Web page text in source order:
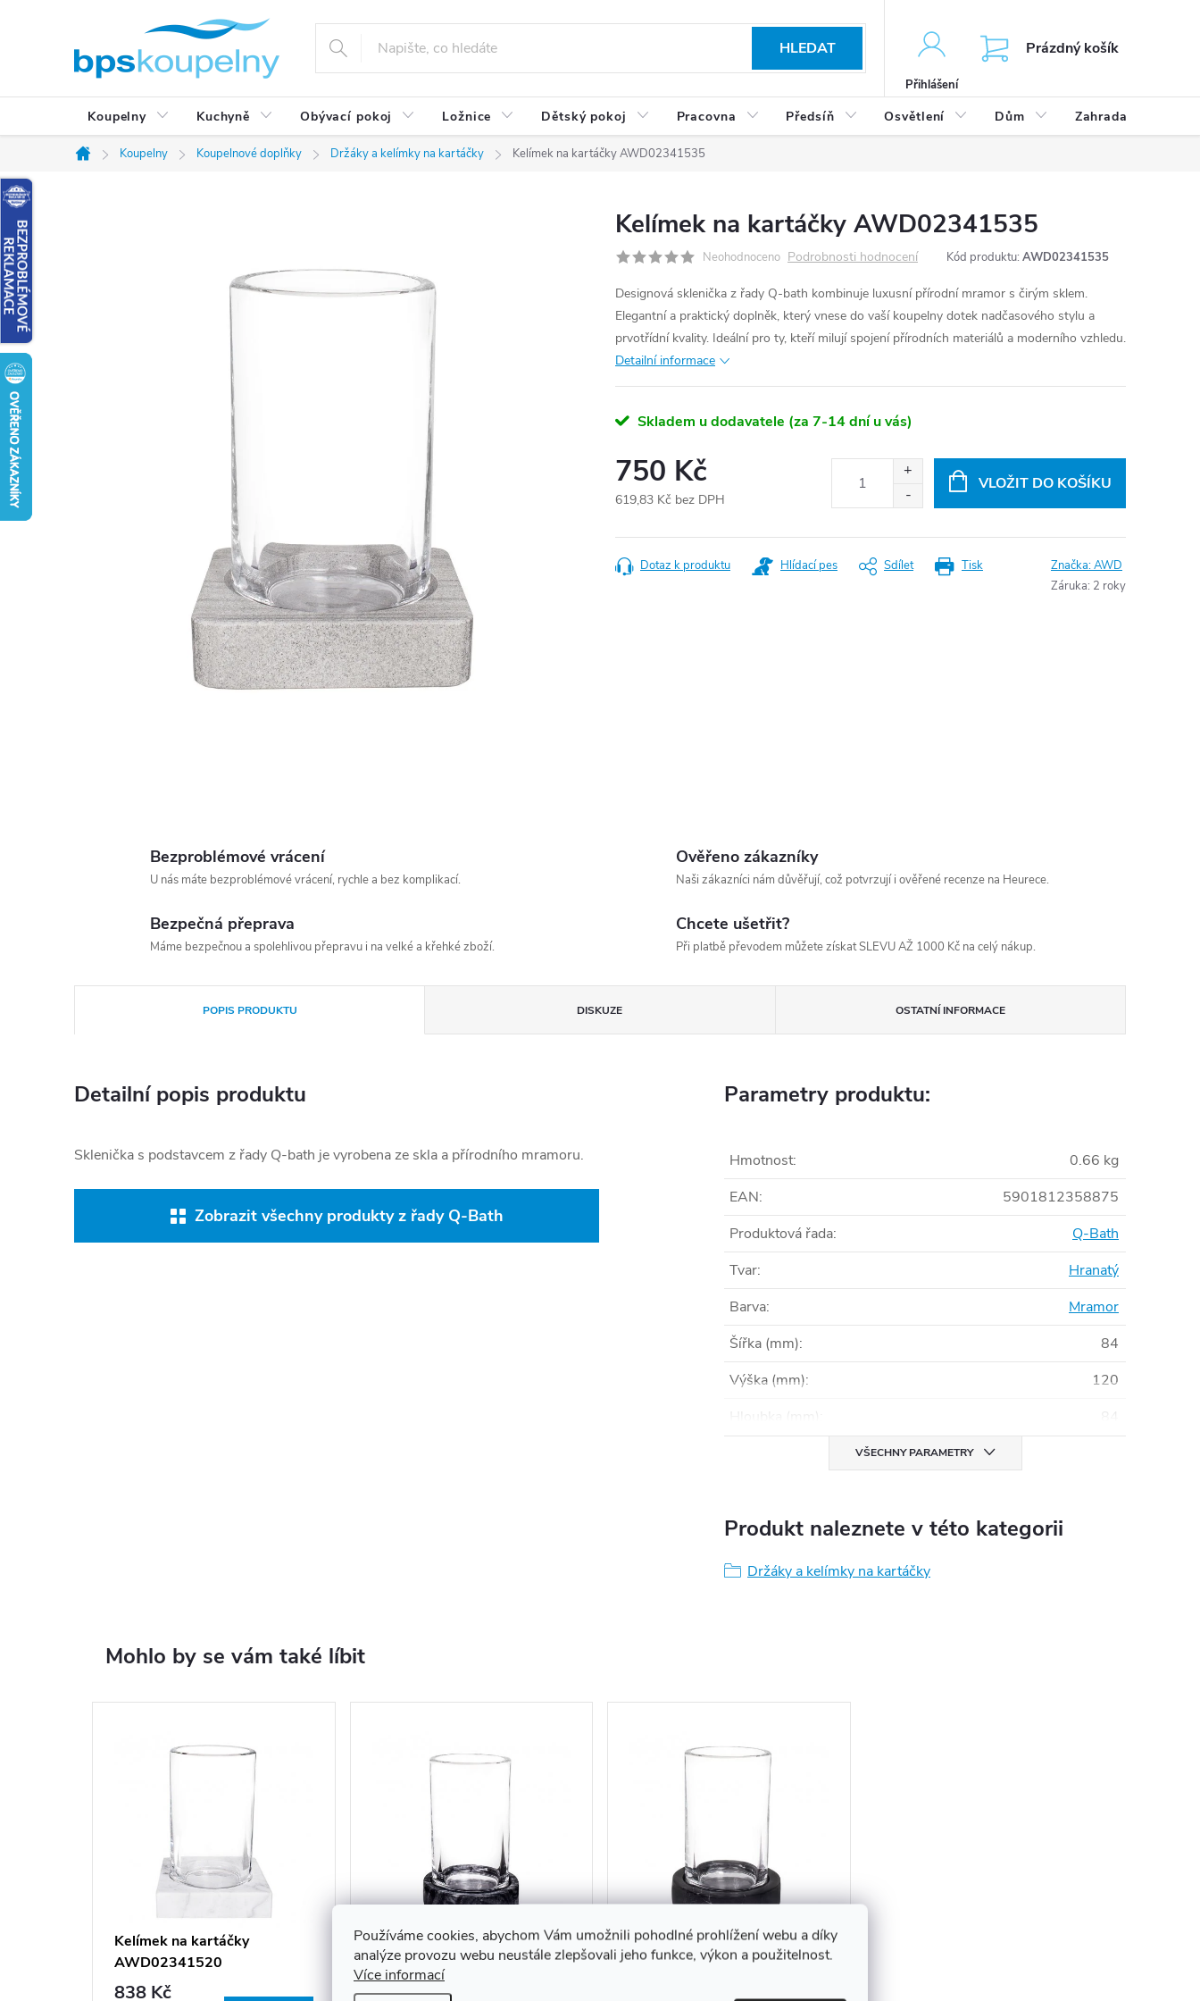
Používáme cookies, abychom Vám umožnili pohodlné prohlížení webu a díky
analýze provozu webu neustále zlepšovali jeho funkce, výkon a použitelnost.
Více informací
HLEDAT
Přihlášení
Prázdný košík
Koupelny Kuchyně Obývací pokoj Ložnice Dětský pokoj Pracovna Předsíň Osvětlení Dům Zahrada
Domů
Koupelny Koupelnové doplňky Držáky a kelímky na kartáčky Kelímek na kartáčky AWD02341535
Kelímek na kartáčky AWD02341535
Neohodnoceno Podrobnosti hodnocení Kód produktu: AWD02341535
Designová sklenička z řady Q-bath kombinuje luxusní přírodní mramor s čirým sklem.
Elegantní a praktický doplněk, který vnese do vaší koupelny dotek nadčasového stylu a
prvotřídní kvality. Ideální pro ty, kteří milují spojení přírodních materiálů a moderního vzhledu.
Detailní informace
Skladem u dodavatele (za 7-14 dní u vás)
750 Kč
619,83 Kč bez DPH
cena:
VLOŽIT DO KOŠÍKU
Tisk
Dotaz k produktu Hlídací pes Sdílet Značka:AWD
Záruka: 2 roky
Bezproblémové vrácení
U nás máte bezproblémové vrácení, rychle a bez komplikací.
Ověřeno zákazníky
Naši zákazníci nám důvěřují, což potvrzují i ověřené recenze na Heurece.
Bezpečná přeprava
Máme bezpečnou a spolehlivou přepravu i na velké a křehké zboží.
Chcete ušetřit?
Při platbě převodem můžete získat SLEVU AŽ 1000 Kč na celý nákup.
POPIS PRODUKTU DISKUZE OSTATNÍ INFORMACE
Detailní popis produktu
Sklenička s podstavcem z řady Q-bath je vyrobena ze skla a přírodního mramoru.
Zobrazit všechny produkty z řady Q-Bath
Parametry produktu:
Hmotnost:
0.66 kg
EAN:
5901812358875
Produktová řada:
Q-Bath
Tvar:
Hranatý
Barva:
Mramor
Šířka (mm):
84
Výška (mm):
120
VŠECHNY PARAMETRY
Produkt naleznete v této kategorii
Držáky a kelímky na kartáčky
Mohlo by se vám také líbit
Kelímek na kartáčky
AWD02341520
838 Kč
Kelímek na kartáčky
AWD02341525
750 Kč
Kelímek na kartáčky
AWD02341540